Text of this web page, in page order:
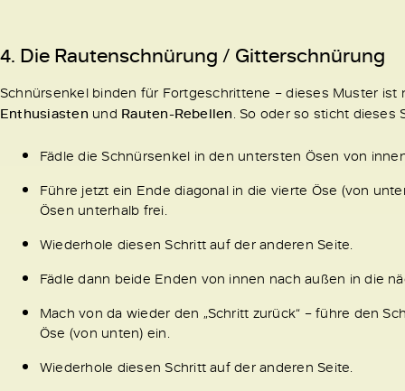
4. Die Rautenschnürung / Gitterschnürung
Schnürsenkel binden für Fortgeschrittene – dieses Muster
Enthusiasten und Rauten-Rebellen. So oder so sticht dieses
Fädle die Schnürsenkel in den untersten Ösen von
Führe jetzt ein Ende diagonal in die vierte Öse (von
Ösen unterhalb frei.
Wiederhole diesen Schritt auf der anderen Seite.
Fädle dann beide Enden von innen nach außen in die
Mach von da wieder den „Schritt zurück“ – führe den
Öse (von unten) ein.
Wiederhole diesen Schritt auf der anderen Seite.